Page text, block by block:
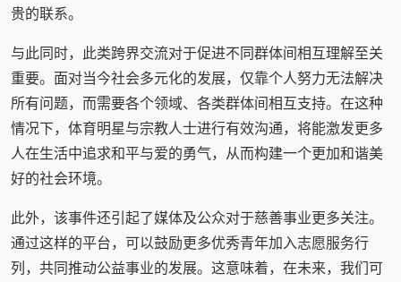
贵的联系。
与此同时，此类跨界交流对于促进不同群体间相互理解至关
重要。面对当今社会多元化的发展，仅靠个人努力无法解决
所有问题，而需要各个领域、各类群体间相互支持。在这种
情况下，体育明星与宗教人士进行有效沟通，将能激发更多
人在生活中追求和平与爱的勇气，从而构建一个更加和谐美
好的社会环境。
此外，该事件还引起了媒体及公众对于慈善事业更多关注。
通过这样的平台，可以鼓励更多优秀青年加入志愿服务行
列，共同推动公益事业的发展。这意味着，在未来，我们可